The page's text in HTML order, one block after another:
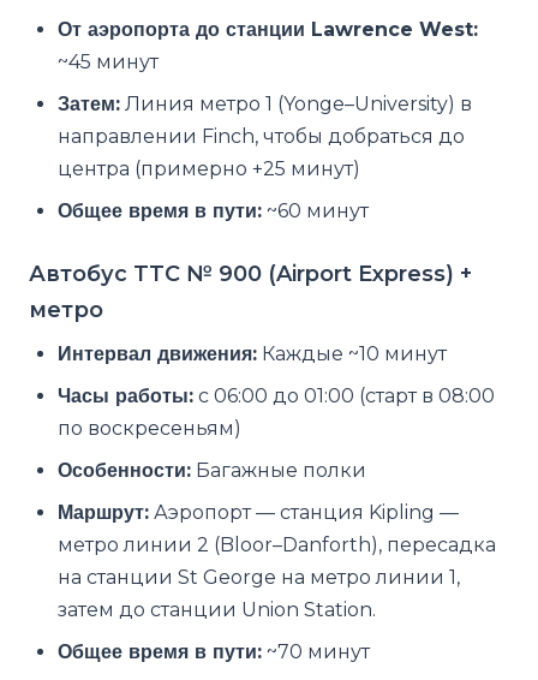
От аэропорта до станции Lawrence West:
~45 минут
Затем: Линия метро 1 (Yonge–University) в
направлении Finch, чтобы добраться до
центра (примерно +25 минут)
Общее время в пути: ~60 минут
Автобус TTC № 900 (Airport Express) +
метро
Интервал движения: Каждые ~10 минут
Часы работы: с 06:00 до 01:00 (старт в 08:00
по воскресеньям)
Особенности: Багажные полки
Маршрут: Аэропорт — станция Kipling —
метро линии 2 (Bloor–Danforth), пересадка
на станции St George на метро линии 1,
затем до станции Union Station.
Общее время в пути: ~70 минут